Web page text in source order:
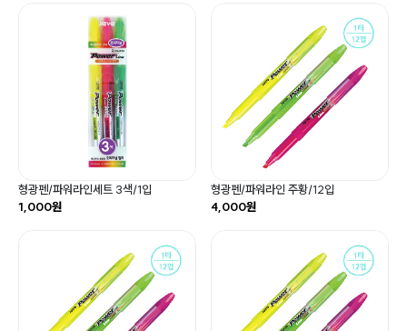
형광펜/파워라인세트 3색/1입
1,000원
형광펜/파워라인 주황/12입
4,000원